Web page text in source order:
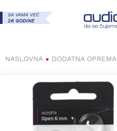
SA VAMA VEĆ
26 GODINE
NASLOVNA DODATNA OPREMA